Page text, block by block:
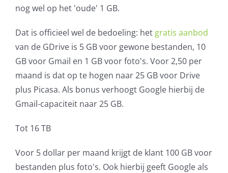
nog wel op het 'oude' 1 GB.
Dat is officieel wel de bedoeling: het gratis aanbod
van de GDrive is 5 GB voor gewone bestanden, 10
GB voor Gmail en 1 GB voor foto's. Voor 2,50 per
maand is dat op te hogen naar 25 GB voor Drive
plus Picasa. Als bonus verhoogt Google hierbij de
Gmail-capaciteit naar 25 GB.
Tot 16 TB
Voor 5 dollar per maand krijgt de klant 100 GB voor
bestanden plus foto's. Ook hierbij geeft Google als